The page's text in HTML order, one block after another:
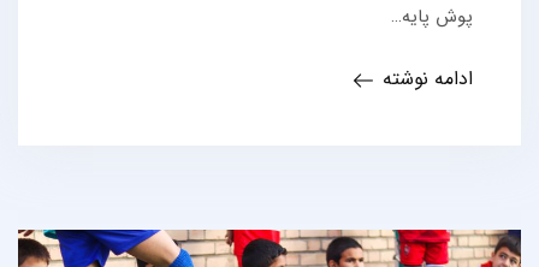
پوش پایه…
ادامه نوشته